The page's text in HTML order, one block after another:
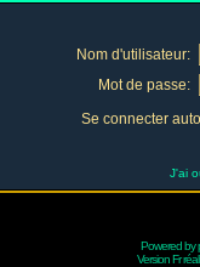
Nom d'utilisateur:
Mot de passe:
Se connecter
J'ai
Powered by
Version Fr